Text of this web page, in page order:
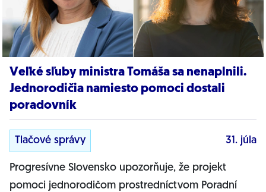
Veľké sľuby ministra Tomáša sa nenaplnili.
Jednorodičia namiesto pomoci dostali
poradovník
Tlačové správy 31. júla
Progresívne Slovensko upozorňuje, že projekt
pomoci jednorodičom prostredníctvom Poradní